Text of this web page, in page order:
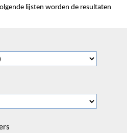
lijsten worden de resultaten